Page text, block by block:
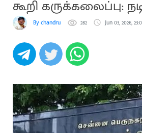
கூறி கருக்கலைப்பு:
By chandru 282 Jun 03, 2026,